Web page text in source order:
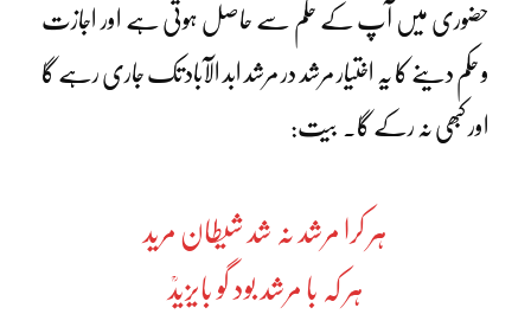
حضوری میں آپ کے حکم سے حاصل ہوتی ہے اور اجازت
و حکم دینے کا یہ اختیار مرشد در مرشد ابد الآباد تک جاری رہے گا
اور کبھی نہ رکے گا۔ بیت:
ہر کرا مرشد نہ شد شیطان مرید
ہر کہ با مرشد بود گو بایزیدؒ